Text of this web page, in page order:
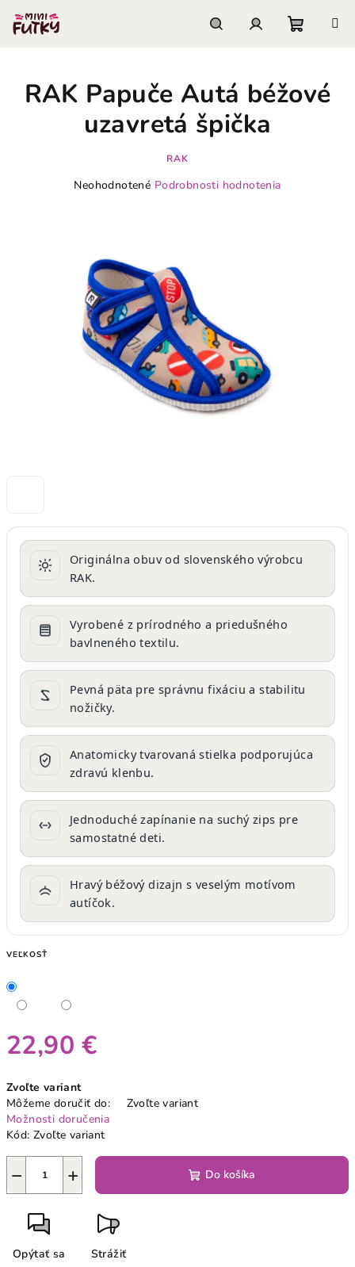
obsah
košík
Originálna obuv od slovenského výrobcu
RAK.
Vyrobené z prírodného a priedušného
bavlneného textilu.
Pevná päta pre správnu fixáciu a stabilitu
nožičky.
Anatomicky tvarovaná stielka podporujúca
zdravú klenbu.
Jednoduché zapínanie na suchý zips pre
samostatné deti.
Hravý béžový dizajn s veselým motívom
autíčok.
VEĽKOSŤ
22,90 €
cena:
Zvoľte variant
Môžeme doručiť do:
Zvoľte variant
Možnosti doručenia
Kód: Zvoľte variant
+
− Do košíka
Opýtať sa Strážiť
RAK Papuče Autá béžové
uzavretá špička
RAK
Priemerné
hviezdičiek.
Neohodnotené Podrobnosti hodnotenia